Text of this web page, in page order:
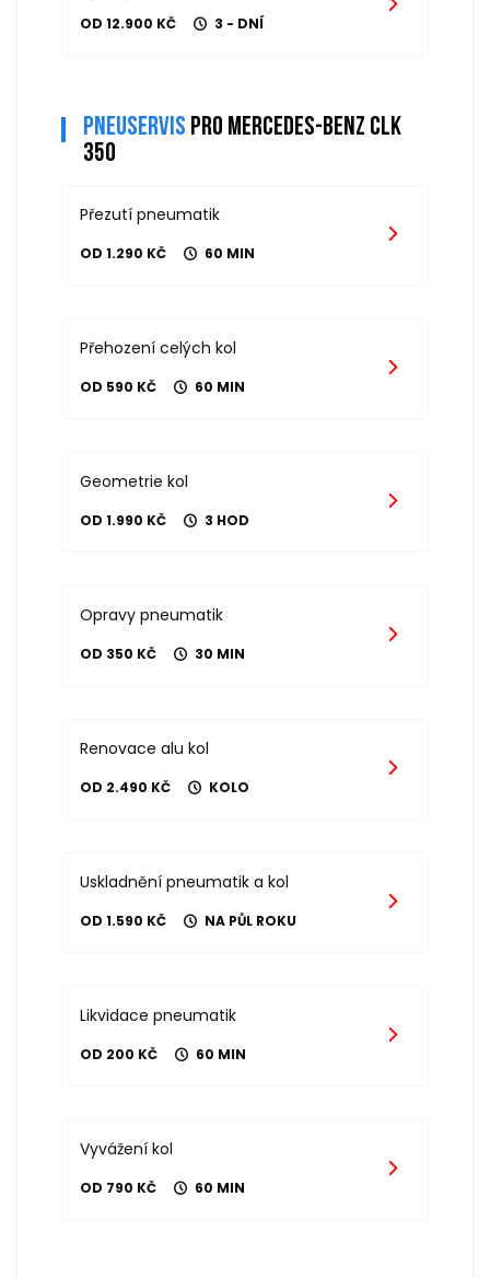
OD 12.900 KČ 3 - DNÍ
Pneuservis pro mercedes-benz clk
350
Přezutí pneumatik
OD 1.290 KČ 60 MIN
Přehození celých kol
OD 590 KČ 60 MIN
Geometrie kol
OD 1.990 KČ 3 HOD
Opravy pneumatik
OD 350 KČ 30 MIN
Renovace alu kol
OD 2.490 KČ KOLO
Uskladnění pneumatik a kol
OD 1.590 KČ NA PŮL ROKU
Likvidace pneumatik
OD 200 KČ 60 MIN
Vyvážení kol
OD 790 KČ 60 MIN